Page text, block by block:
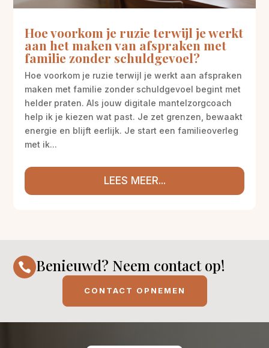
Hoe voorkom je ruzie terwijl je werkt
aan het maken van afspraken met
familie zonder schuldgevoel?
Hoe voorkom je ruzie terwijl je werkt aan afspraken
maken met familie zonder schuldgevoel begint met
helder praten. Als jouw digitale mantelzorgcoach
help ik je kiezen wat past. Je zet grenzen, bewaakt
energie en blijft eerlijk. Je start een familieoverleg
met ik...
LEES MEER...
 Benieuwd? Neem contact op!
CONTACT OPNEMEN